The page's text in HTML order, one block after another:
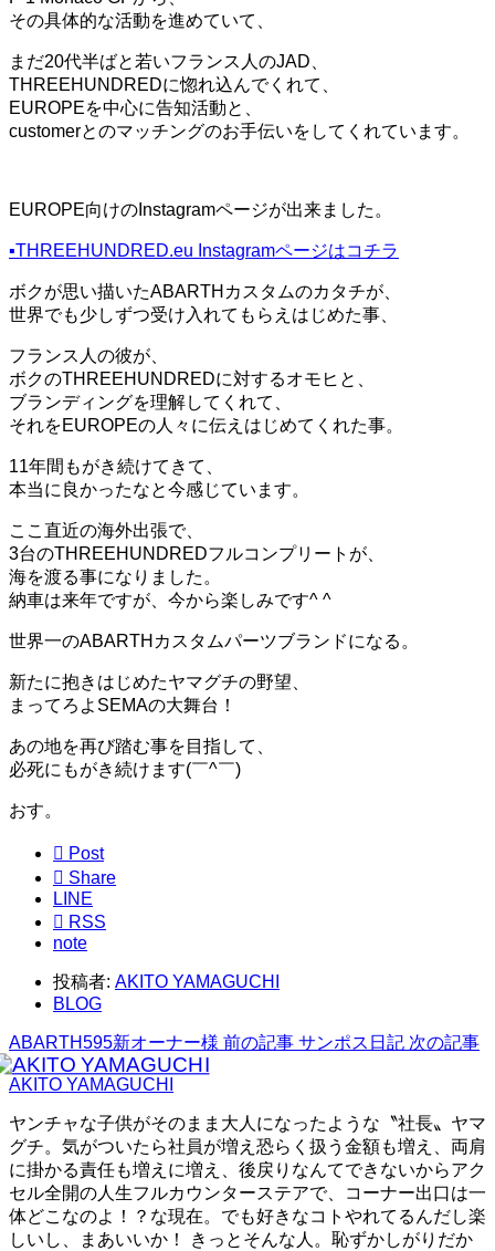
その具体的な活動を進めていて、
まだ20代半ばと若いフランス人のJAD、
THREEHUNDREDに惚れ込んでくれて、
EUROPEを中心に告知活動と、
customerとのマッチングのお手伝いをしてくれています。
EUROPE向けのInstagramページが出来ました。
▪️THREEHUNDRED.eu Instagramページはコチラ
ボクが思い描いたABARTHカスタムのカタチが、
世界でも少しずつ受け入れてもらえはじめた事、
フランス人の彼が、
ボクのTHREEHUNDREDに対するオモヒと、
ブランディングを理解してくれて、
それをEUROPEの人々に伝えはじめてくれた事。
11年間もがき続けてきて、
本当に良かったなと今感じています。
ここ直近の海外出張で、
3台のTHREEHUNDREDフルコンプリートが、
海を渡る事になりました。
納車は来年ですが、今から楽しみです^ ^
世界一のABARTHカスタムパーツブランドになる。
新たに抱きはじめたヤマグチの野望、
まってろよSEMAの大舞台！
あの地を再び踏む事を目指して、
必死にもがき続けます(￣^￣)ゞ
おす。
 Post
 Share
LINE
 RSS
note
投稿者: AKITO YAMAGUCHI
BLOG
ABARTH595新オーナー様 前の記事 サンポス日記 次の記事
AKITO YAMAGUCHI
ヤンチャな子供がそのまま大人になったような〝社長〟ヤマ
グチ。気がついたら社員が増え恐らく扱う金額も増え、両肩
に掛かる責任も増えに増え、後戻りなんてできないからアク
セル全開の人生フルカウンターステアで、コーナー出口は一
体どこなのよ！？な現在。でも好きなコトやれてるんだし楽
しいし、まあいいか！ きっとそんな人。恥ずかしがりだか